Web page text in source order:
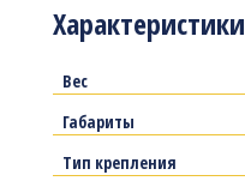
Характеристики
Вес
Габариты
Тип крепления